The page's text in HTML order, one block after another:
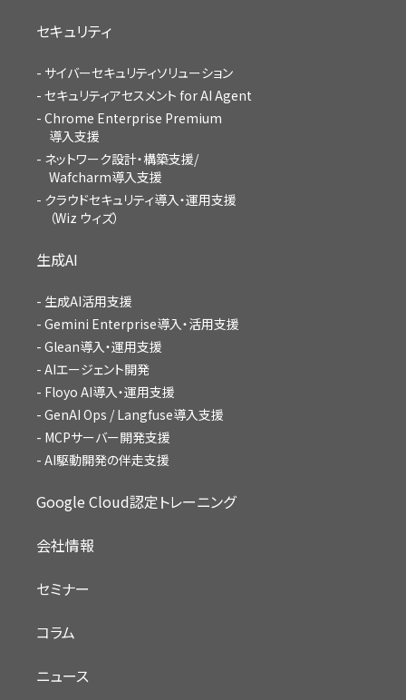
セキュリティ
サイバーセキュリティソリューション
セキュリティアセスメント for AI Agent
Chrome Enterprise Premium
導入支援
ネットワーク設計・構築支援/
Wafcharm導入支援
クラウドセキュリティ導入・運用支援
（Wiz ウィズ）
生成AI
生成AI活用支援
Gemini Enterprise導入・活用支援
Glean導入・運用支援
AIエージェント開発
Floyo AI導入・運用支援
GenAI Ops / Langfuse導入支援
MCPサーバー開発支援
AI駆動開発の伴走支援
Google Cloud認定トレーニング
会社情報
セミナー
コラム
ニュース